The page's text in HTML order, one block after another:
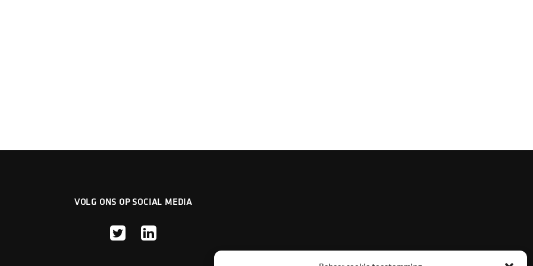
VOLG ONS OP SOCIAL MEDIA